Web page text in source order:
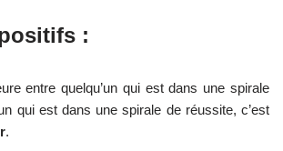
:
entre quelqu’un qui est dans une spirale
qui est dans une spirale de réussite, c’est
.